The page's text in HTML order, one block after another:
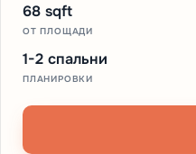
68 sqft
ОТ ПЛОЩАДИ
1-2 спальни
ПЛАНИРОВКИ